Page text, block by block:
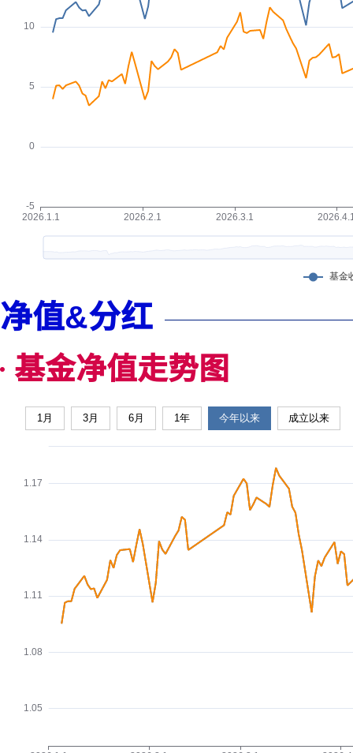
净值&分红
基金净值走势图
1月 3月 6月 1年 今年以来 成立以来